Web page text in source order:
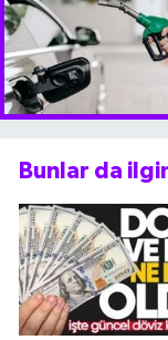
Bunlar da